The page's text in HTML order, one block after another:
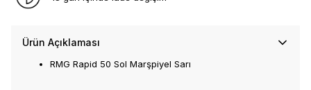
Ürün Açıklaması
RMG Rapid 50 Sol Marşpiyel Sarı